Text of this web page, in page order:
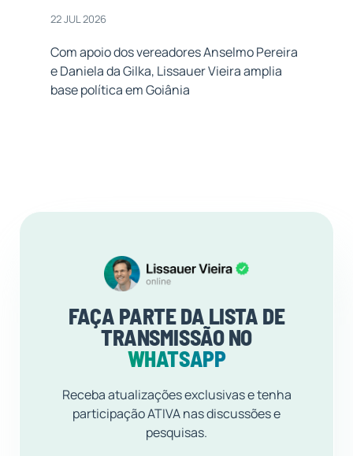
22 JUL 2026
Com apoio dos vereadores Anselmo Pereira
e Daniela da Gilka, Lissauer Vieira amplia
base política em Goiânia
FAÇA PARTE DA LISTA DE
TRANSMISSÃO NO
WHATSAPP
Receba atualizações exclusivas e tenha
participação ATIVA nas discussões e
pesquisas.